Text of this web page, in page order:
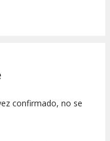
confirmado, no se